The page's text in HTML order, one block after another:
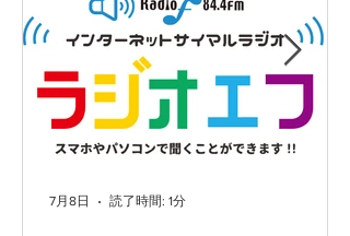
7月8日 読了時間: 1分